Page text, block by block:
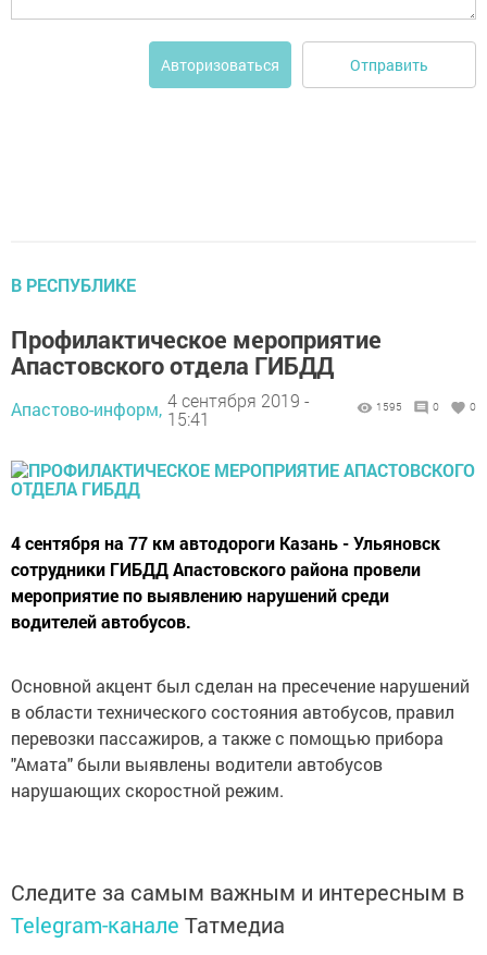
Авторизоваться Отправить
В РЕСПУБЛИКЕ
Профилактическое мероприятие
Апастовского отдела ГИБДД
Апастово-информ, 4 сентября 2019 -
15:41
1595 0 0
4 сентября на 77 км автодороги Казань - Ульяновск
сотрудники ГИБДД Апастовского района провели
мероприятие по выявлению нарушений среди
водителей автобусов.
Основной акцент был сделан на пресечение нарушений
в области технического состояния автобусов, правил
перевозки пассажиров, а также с помощью прибора
"Амата" были выявлены водители автобусов
нарушающих скоростной режим.
Следите за самым важным и интересным в
Telegram-канале Татмедиа